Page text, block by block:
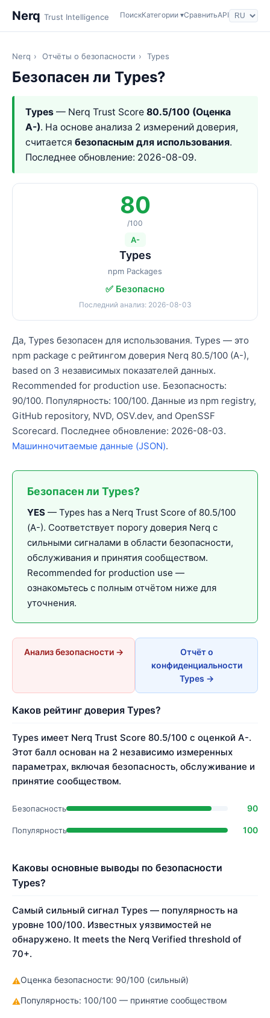
Nerq Trust Intelligence ПоискКатегории ▾СравнитьAPI
Nerq › Отчёты о безопасности › Types
Безопасен ли Types?
Types — Nerq Trust Score 80.5/100 (Оценка
A-). На основе анализа 2 измерений доверия,
считается безопасным для использования.
Последнее обновление: 2026-08-09.
80
/100
A-
Types
npm Packages
✅ Безопасно
Последний анализ: 2026-08-03
Да, Types безопасен для использования. Types — это
npm package с рейтингом доверия Nerq 80.5/100 (A-),
based on 3 независимых показателей данных.
Recommended for production use. Безопасность:
90/100. Популярность: 100/100. Данные из npm registry,
GitHub repository, NVD, OSV.dev, and OpenSSF
Scorecard. Последнее обновление: 2026-08-03.
Машинночитаемые данные (JSON).
Безопасен ли Types?
YES — Types has a Nerq Trust Score of 80.5/100
(A-). Соответствует порогу доверия Nerq с
сильными сигналами в области безопасности,
обслуживания и принятия сообществом.
Recommended for production use —
ознакомьтесь с полным отчётом ниже для
уточнения.
Анализ безопасности →
Отчёт о
конфиденциальности
Types →
Каков рейтинг доверия Types?
Types имеет Nerq Trust Score 80.5/100 с оценкой A-.
Этот балл основан на 2 независимо измеренных
параметрах, включая безопасность, обслуживание и
принятие сообществом.
Безопасность 90
Популярность 100
Каковы основные выводы по безопасности
Types?
Самый сильный сигнал Types — популярность на
уровне 100/100. Известных уязвимостей не
обнаружено. It meets the Nerq Verified threshold of
70+.
⚠Оценка безопасности: 90/100 (сильный)
⚠Популярность: 100/100 — принятие сообществом